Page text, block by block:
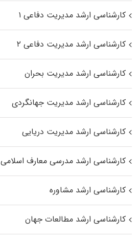
کارشناسی ارشد مدیریت دفاعی ۱
کارشناسی ارشد مدیریت دفاعی ۲
کارشناسی ارشد مدیریت بحران
کارشناسی ارشد مدیریت جهانگردی
کارشناسی ارشد مدیریت دریایی
کارشناسی ارشد مدرسی معارف اسلامی
کارشناسی ارشد مشاوره
کارشناسی ارشد مطالعات جهان